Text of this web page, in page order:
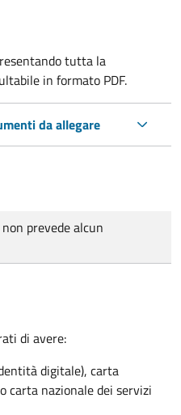
tutta la
in formato PDF.
da allegare
prevede alcun
di avere:
digitale), carta
carta nazionale dei servizi